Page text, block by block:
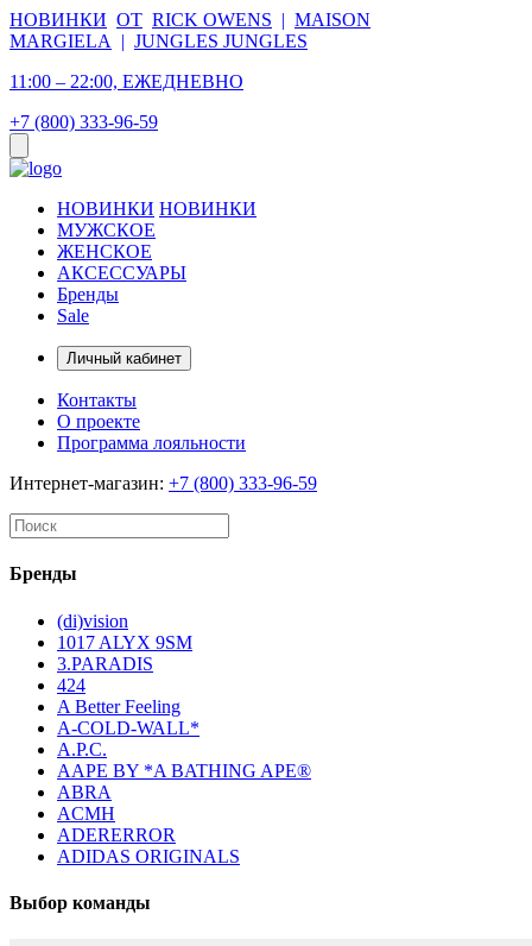
НОВИНКИ ОТ RICK OWENS | MAISON
MARGIELA
| JUNGLES JUNGLES
11:00 – 22:00, ЕЖЕДНЕВНО
+7 (800) 333-96-59
НОВИНКИ НОВИНКИ
МУЖСКОЕ
ЖЕНСКОЕ
АКСЕССУАРЫ
Бренды
Sale
Личный кабинет
Контакты
О проекте
Программа лояльности
Интернет-магазин: +7 (800) 333-96-59
Бренды
(di)vision
1017 ALYX 9SM
3.PARADIS
424
A Better Feeling
A-COLD-WALL*
A.P.C.
AAPE BY *A BATHING APE®
ABRA
ACMH
ADERERROR
ADIDAS ORIGINALS
Выбор команды